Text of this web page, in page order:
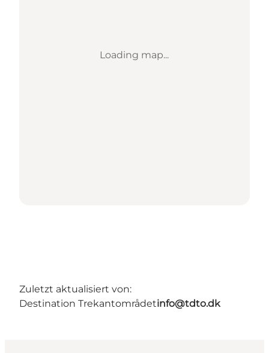
Loading map...
Zuletzt aktualisiert von:
Destination Trekantområdetinfo@tdto.dk